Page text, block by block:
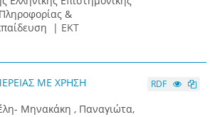
&
| ΕΚΤ
ΜΕ ΧΡΗΣΗ
Μηνακάκη , Παναγιώτα,
RDF